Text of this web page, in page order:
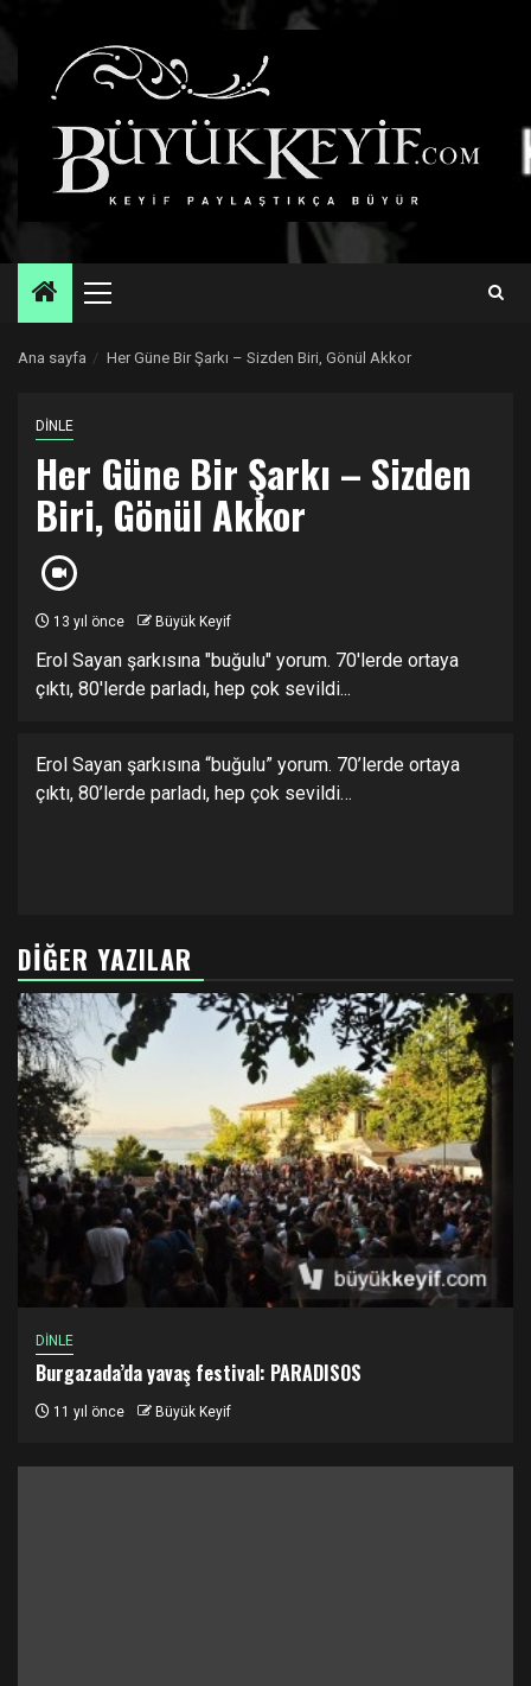
Primary
Ana sayfa Her Güne Bir Şarkı – Sizden Biri, Gönül Akkor
DİNLE
Her Güne Bir Şarkı – Sizden
Biri, Gönül Akkor
13 yıl önce Büyük Keyif
Erol Sayan şarkısına "buğulu" yorum. 70'lerde ortaya
çıktı, 80'lerde parladı, hep çok sevildi...
Erol Sayan şarkısına “buğulu” yorum. 70’lerde ortaya
çıktı, 80’lerde parladı, hep çok sevildi…
DIĞER YAZILAR
DİNLE
Burgazada’da yavaş festival: PARADISOS
11 yıl önce Büyük Keyif